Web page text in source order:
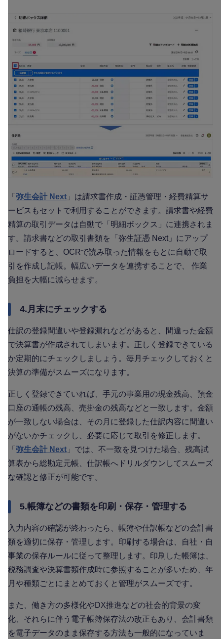
「 弥生会計 Next 」は請求書作成・証憑管理・経費精算サ
ービスもセットで利用することができます。請求書や経費
精算の取引データは自動で「明細ボックス」に連携されま
す。請求書などの取引書類を「弥生証憑 Next」にアップ
ロードすると、OCRで読み取った情報をもとに自動で取
引を作成し記帳。幅広いデータを連携することで、 作業
負担を大幅に減らせます。
4.月末にチェックする
仕訳の登録間違いや登録漏れなどがあると、間違った金額
で決算書が作成されてしまいます。正しく登録できている
か定期的にチェックしましょう。毎月チェックしておくと
決算の準備がスムーズになります。
正しく登録できていれば、手元の事業用の現金残高、預金
口座の通帳の残高、売掛金の残高などと一致します。金額
が一致しない場合は、その月に登録した仕訳内容に間違い
がないかチェックし、必要に応じて取引を修正します。
「 弥生会計 Next 」では、不一致を見つけた場合、残高試
算表から総勘定元帳、仕訳帳へドリルダウンしてスムーズ
な確認と修正が可能です。
5.帳簿などの書類を印刷・保存・管理する
入力内容の確認が終わったら、帳簿や仕訳帳などの会計書
類を適切に保存・管理します。印刷する場合は、自社・自
事業の保存ルールに従って整理します。印刷した帳簿は、
税務調査や決算書類作成時に参照することが多いため、年
月や種類ごとにまとめておくと管理がスムーズです。
また、働き方の多様化やDX推進などの社会的背景の変
化、それらに伴う電子帳簿保存法の改正もあり、会計書類
を電子データのまま保存する方法も一般的になっていま